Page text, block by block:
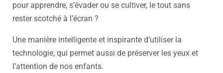
pour apprendre, s’évader ou se cultiver, le tout sans
rester scotché à l’écran ?
Une manière intelligente et inspirante d’utiliser la
technologie, qui permet aussi de préserver les yeux et
l’attention de nos enfants.